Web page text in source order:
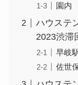
園内
ハウステ
2023渋滞
早岐
佐世